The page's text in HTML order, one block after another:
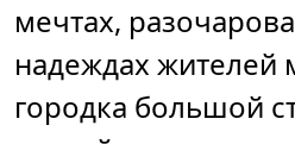
мечтах,
надеждах жителей
городка большой